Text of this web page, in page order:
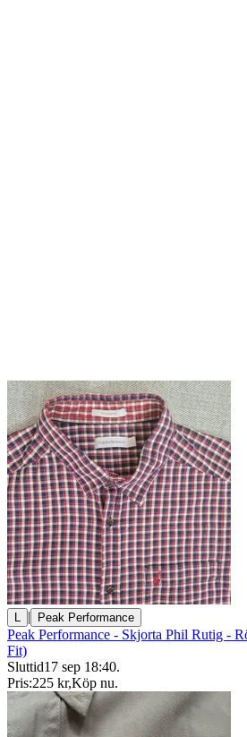
L | Peak Performance
Peak Performance - Skjorta Phil Rutig -
Fit)
Sluttid17 sep 18:40.
Pris:225 kr,Köp nu.